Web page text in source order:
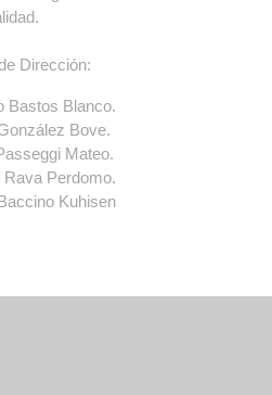
Dirección:
Bastos Blanco.
Bove.
Mateo.
Rava Perdomo.
Kuhisen